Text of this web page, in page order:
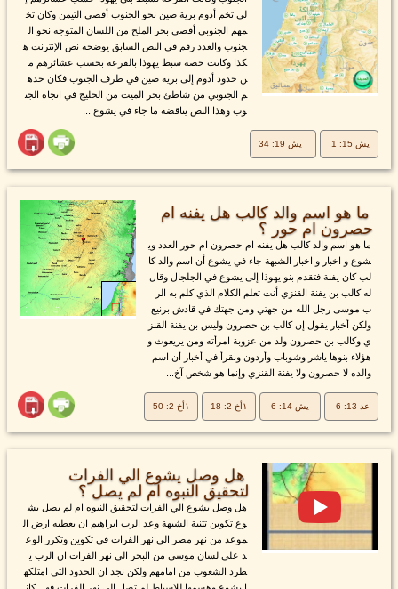
لى تخم أدوم برية صين نحو الجنوب أقصى التيمن وكان تخ
مهم الجنوبي أقصى بحر الملح من اللسان المتوجه نحو ال
جنوب والعدد رقم في النص السابق يوضحه نص الإنترنت ه
كذا وكانت حصة سبط يهوذا بالقرعة بحسب عشائرهم م
ن حدود أدوم إلى برية صين في طرف الجنوب فكان حده
م الجنوبي من شاطئ بحر الميت من الخليج في اتجاه الجن
وب وهذا النص يناقضه ما جاء في يشوع ...
يش 15: 1 يش 19: 34
ما هو اسم والد كالب هل يفنه ام
حصرون ام حور ؟
ما هو اسم والد كالب هل يفنه ام حصرون ام حور العدد وي
شوع و اخبار و اخبار الشبهة جاء في يشوع أن اسم والد كا
لب كان يفنة فتقدم بنو يهوذا إلى يشوع في الجلجال وقال
له كالب بن يفنة القنزي أنت تعلم الكلام الذي كلم به الر
ب موسى رجل الله من جهتي ومن جهتك في قادش برنيع
ولكن أخبار يقول إن كالب بن حصرون وليس بن يفنة القنز
ي وكالب بن حصرون ولد من عزوبة امرأته ومن يريعوث و
هؤلاء بنوها ياشر وشوباب وأردون ونقرأ في أخبار أن اسم
والده لا حصرون ولا يفنة القنزي وإنما هو شخص آخ...
عد 13: 6 يش 14: 6 ١أخ 2: 18 ١أخ 2: 50
هل وصل يشوع الي الفرات
لتحقيق النبوه ام لم يصل ؟
هل وصل يشوع الي الفرات لتحقيق النبوه ام لم يصل يش
وع تكوين تثنية الشبهة وعد الرب ابراهيم ان يعطيه ارض ال
موعد من نهر مصر الي نهر الفرات في تكوين وتكرر الوع
د علي لسان موسي من البحر الي نهر الفرات ان الرب ي
طرد الشعوب من امامهم ولكن نجد ان الحدود التي امتلكه